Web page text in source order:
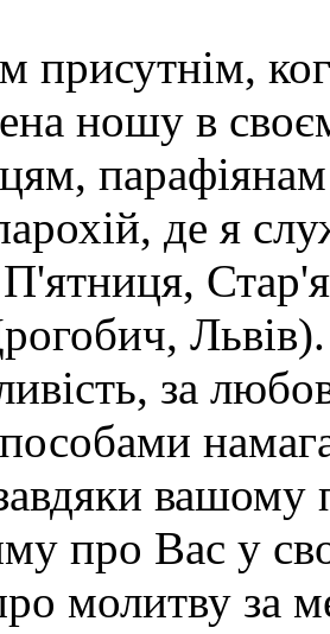
присутнім,
ношу в
де я
за
вашому
про Вас у
молитву за